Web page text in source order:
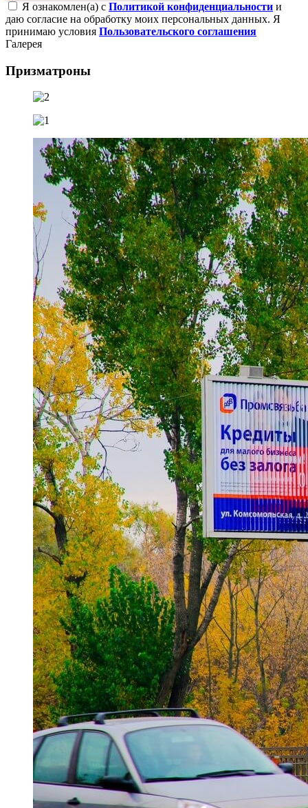
Я ознакомлен(а) с Политикой конфиденциальности и
даю согласие на обработку моих персональных данных. Я
принимаю условия Пользовательского соглашения
Галерея
Призматроны